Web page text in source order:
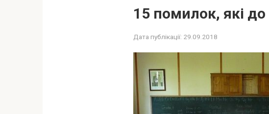
15 помилок, які до
Дата публікації: 29.09.2018